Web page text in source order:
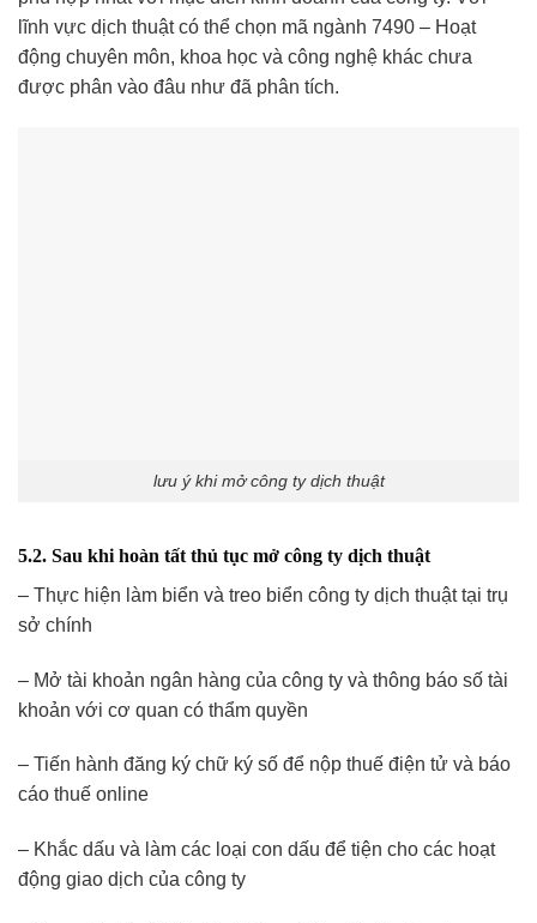
lĩnh vực dịch thuật có thể chọn mã ngành 7490 – Hoạt
động chuyên môn, khoa học và công nghệ khác chưa
được phân vào đâu như đã phân tích.
lưu ý khi mở công ty dịch thuật
5.2. Sau khi hoàn tất thủ tục mở công ty dịch thuật
– Thực hiện làm biển và treo biển công ty dịch thuật tại trụ
sở chính
– Mở tài khoản ngân hàng của công ty và thông báo số tài
khoản với cơ quan có thẩm quyền
– Tiến hành đăng ký chữ ký số để nộp thuế điện tử và báo
cáo thuế online
– Khắc dấu và làm các loại con dấu để tiện cho các hoạt
động giao dịch của công ty